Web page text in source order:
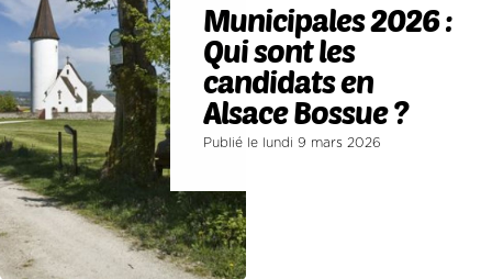
Municipales 2026 :
Qui sont les
candidats en
Alsace Bossue ?
Publié le lundi 9 mars 2026